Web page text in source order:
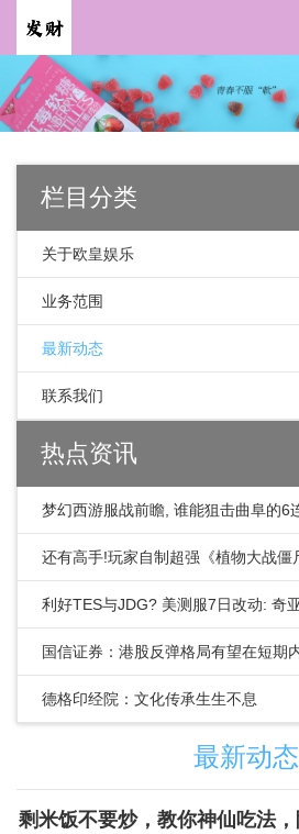
栏目分类
关于欧皇娱乐
业务范围
最新动态
联系我们
热点资讯
梦幻西游服战前瞻, 谁能狙击曲阜的6
了大招!
还有高手!玩家自制超强《植物大战僵
示公布
利好TES与JDG? 美测服7日改动: 奇
打野削弱
国信证券：港股反弹格局有望在短期
德格印经院：文化传承生生不息
最新动态
剩米饭不要炒，教你神仙吃法